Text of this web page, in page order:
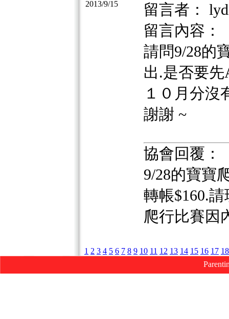
2013/9/15
留言者：
留言內容：
請問9/28的
出.是否要先
１０月分沒
謝謝 ~
協會回覆：
9/28的寶寶
轉帳$160.
爬行比賽因
1 2 3 4 5 6 7 8 9 10 11 12 13 14 15 16 17 18